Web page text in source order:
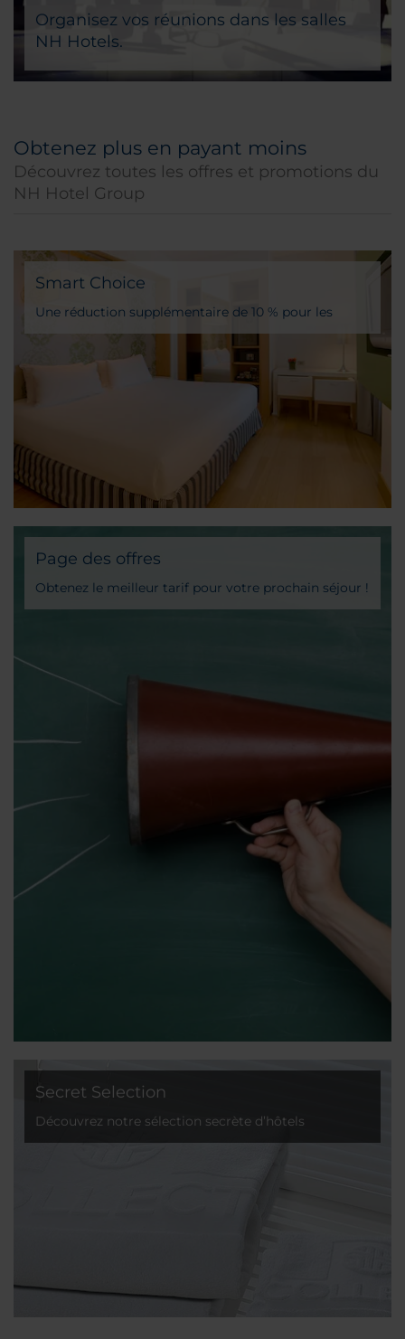
Organisez vos réunions dans les salles
NH Hotels.
Obtenez plus en payant moins
Découvrez toutes les offres et promotions du
NH Hotel Group
Smart Choice
Une réduction supplémentaire de 10 % pour les
membres NH DISCOVERY sur notre sélection
Page des offres
Obtenez le meilleur tarif pour votre prochain séjour !
Secret Selection
Découvrez notre sélection secrète d’hôtels
captivants à des prix étonnants !